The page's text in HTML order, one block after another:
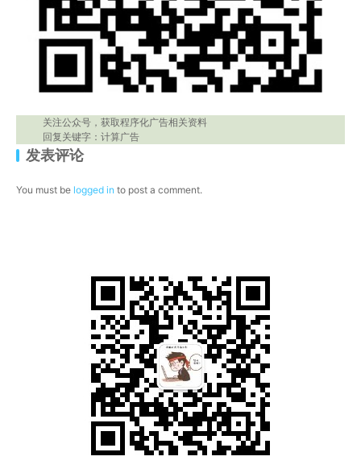
关注公众号，获取程序化广告相关资料
回复关键字：计算广告
发表评论
You must be logged in to post a comment.